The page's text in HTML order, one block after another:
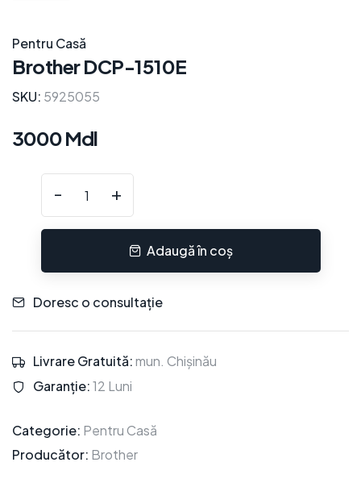
Pentru Casă
Brother DCP-1510E
SKU: 5925055
3000 Mdl
- +
Adaugă în coș
Doresc o consultație
Livrare Gratuită:mun. Chișinău
Garanție:12 Luni
Categorie: Pentru Casă
Producător: Brother